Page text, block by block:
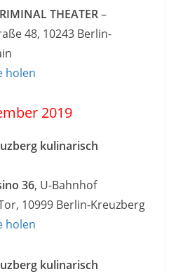
THEATER–
48, 10243 Berlin-
holen
2019
kulinarisch
36, U-Bahnhof
10999 Berlin-Kreuzberg
holen
kulinarisch